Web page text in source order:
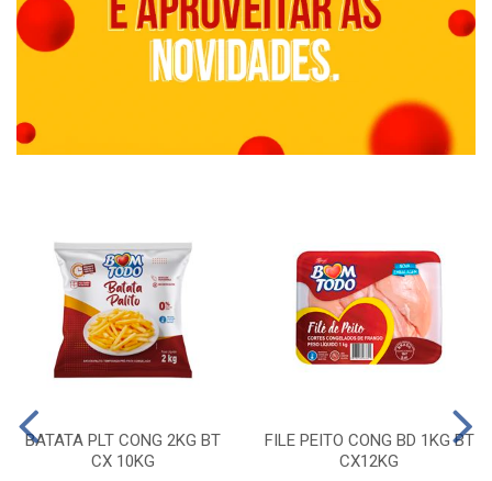
BATATA PLT CONG 2KG BT
CX 10KG
FILE PEITO CONG BD 1KG BT
CX12KG